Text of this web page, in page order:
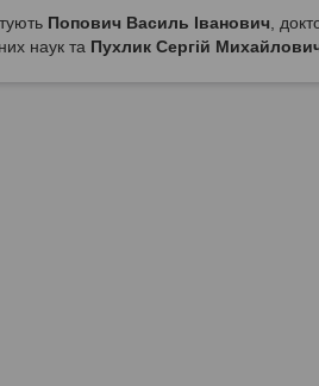
Попович Василь Іванович ,
наук та Пухлик Сергій